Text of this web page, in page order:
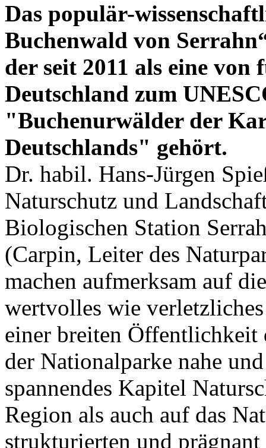
Das populär-
Buchenwald von
der seit 2011 als eine
Deutschland zum
"Buchenurwälder der
Deutschlands" gehört.
Dr. habil. Hans-Jürgen
Naturschutz und
Biologischen Station
(Carpin, Leiter des
machen aufmerksam auf
wertvolles wie
einer breiten Öffentlichkeit
der Nationalparke nahe
spannendes Kapitel
Region als auch auf das
strukturierten und